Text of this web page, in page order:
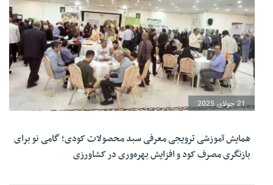
21 جولای 2025
همایش آموزشی ترویجی معرفی سبد محصولات کودی؛ گامی نو برای
بازنگری مصرف کود و افزایش بهره‌وری در کشاورزی